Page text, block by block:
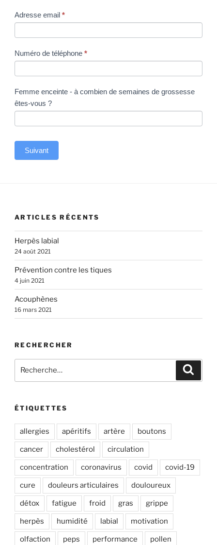
Adresse email *
Numéro de téléphone *
Femme enceinte - à combien de semaines de grossesse
êtes-vous ?
Suivant
e
n
a
t
i
v
e
:
ARTICLES RÉCENTS
Herpès labial
24 août 2021
Prévention contre les tiques
4 juin 2021
Acouphènes
16 mars 2021
RECHERCHER
pour
ÉTIQUETTES
allergies apéritifs artère boutons
cancer cholestérol circulation
concentration coronavirus covid covid-19
cure douleurs articulaires douloureux
détox fatigue froid gras grippe
herpès humidité labial motivation
olfaction peps performance pollen